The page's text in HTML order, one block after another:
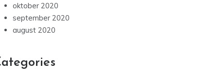
oktober 2020
september 2020
august 2020